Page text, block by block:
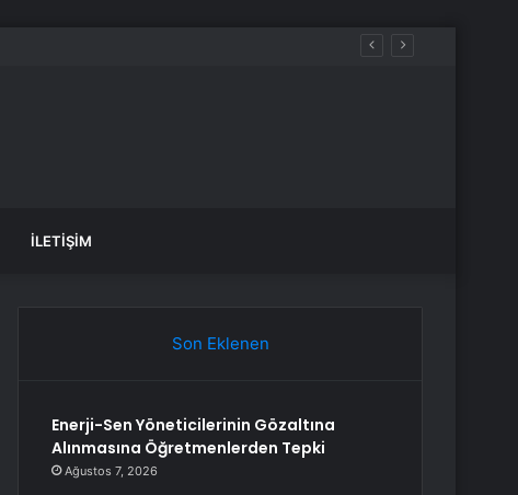
İLETIŞIM
Son Eklenen
Enerji-Sen Yöneticilerinin Gözaltına
Alınmasına Öğretmenlerden Tepki
Ağustos 7, 2026